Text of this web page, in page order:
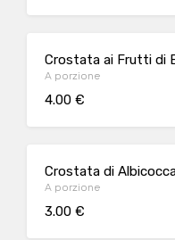
Crostata ai Frutti di
A porzione
4.00 €
Crostata di
A porzione
3.00 €